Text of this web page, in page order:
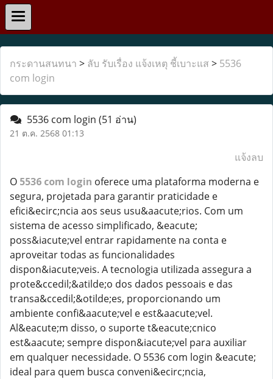
กระดานสนทนา > ลับ รับเรื่อง แจ้งเหตุ ชี้เบาะแส > 5536
com login
5536 com login (51 อ่าน)
21 ต.ค. 2568 01:13
แจ้งลบ
O 5536 com login oferece uma plataforma moderna e
segura, projetada para garantir praticidade e
efici&ecirc;ncia aos seus usu&aacute;rios. Com um
sistema de acesso simplificado, &eacute;
poss&iacute;vel entrar rapidamente na conta e
aproveitar todas as funcionalidades
dispon&iacute;veis. A tecnologia utilizada assegura a
prote&ccedil;&atilde;o dos dados pessoais e das
transa&ccedil;&otilde;es, proporcionando um
ambiente confi&aacute;vel e est&aacute;vel.
Al&eacute;m disso, o suporte t&eacute;cnico
est&aacute; sempre dispon&iacute;vel para auxiliar
em qualquer necessidade. O 5536 com login &eacute;
ideal para quem busca conveni&ecirc;ncia,